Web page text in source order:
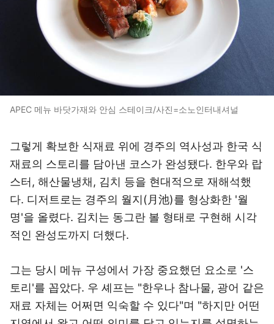
APEC 메뉴 바닷가재와 안심 스테이크/사진=소노인터내셔널
그렇게 확보한 식재료 위에 경주의 역사성과 한국 식
재료의 스토리를 담아낸 코스가 완성됐다. 한우와 랍
스터, 해산물냉채, 김치 등을 현대적으로 재해석했
다. 디저트로는 경주의 월지(月池)를 형상화한 '월
명'을 올렸다. 김치는 동그란 볼 형태로 구현해 시각
적인 완성도까지 더했다.
그는 당시 메뉴 구성에서 가장 중요했던 요소로 '스
토리'를 꼽았다. 우 셰프는 "한우나 참나물, 광어 같은
재료 자체는 어쩌면 익숙할 수 있다"며 "하지만 어떤